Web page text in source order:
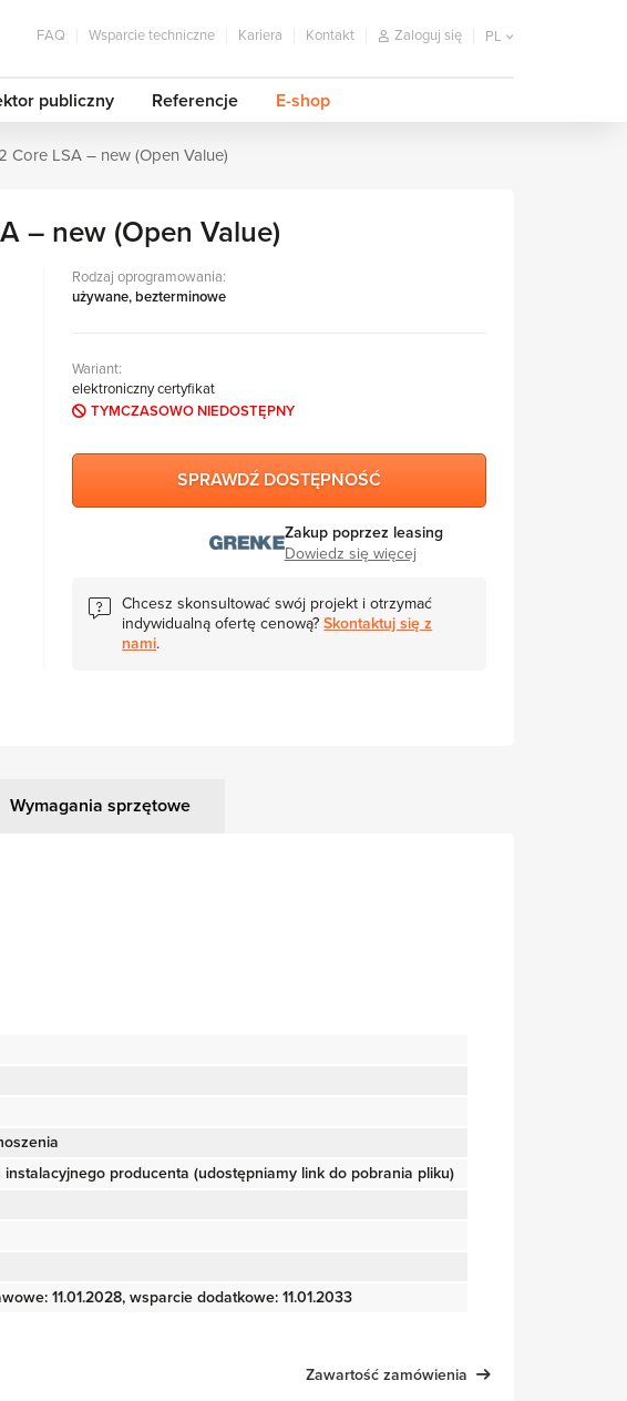
FAQ Wsparcie techniczne Kariera Kontakt Zaloguj się PL
publiczny Referencje E-shop
Core LSA – new (Open Value)
– new (Open Value)
Rodzaj oprogramowania:
używane, bezterminowe
Wariant:
elektroniczny certyfikat
TYMCZASOWO NIEDOSTĘPNY
SPRAWDŹ DOSTĘPNOŚĆ
Zakup poprzez leasing
Dowiedz się więcej
Chcesz skonsultować swój projekt i otrzymać
indywidualną ofertę cenową?Skontaktuj się z
nami.
Wymagania sprzętowe
instalacyjnego producenta (udostępniamy link do pobrania pliku)
11.01.2028, wsparcie dodatkowe: 11.01.2033
Zawartość zamówienia